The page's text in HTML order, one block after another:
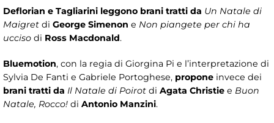
Deflorian e Tagliarini leggono brani tratti da Un Natale di
Maigret di George Simenon e Non piangete per chi ha
ucciso di Ross Macdonald.
Bluemotion, con la regia di Giorgina Pi e l’interpretazione di
Sylvia De Fanti e Gabriele Portoghese, propone invece dei
brani tratti da Il Natale di Poirot di Agata Christie e Buon
Natale, Rocco! di Antonio Manzini.